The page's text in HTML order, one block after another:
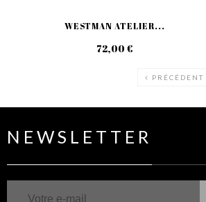
WESTMAN ATELIER...
72,00 €
PRÉCÉDENT
NEWSLETTER